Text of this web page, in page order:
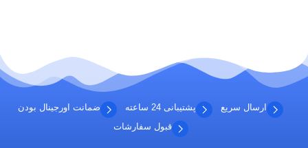
ارسال سریع پشتیبانی 24 ساعته
ضمانت اورجینال بودن
قبول سفارشات